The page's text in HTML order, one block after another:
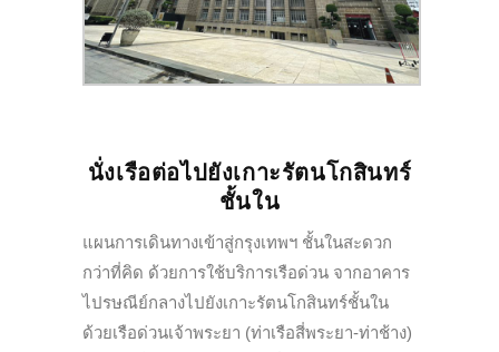
นั่งเรือต่อไปยังเกาะรัตนโกสินทร์
ชั้นใน
แผนการเดินทางเข้าสู่กรุงเทพฯ ชั้นในสะดวก
กว่าที่คิด ด้วยการใช้บริการเรือด่วน จากอาคาร
ไปรษณีย์กลางไปยังเกาะรัตนโกสินทร์ชั้นใน
ด้วยเรือด่วนเจ้าพระยา (ท่าเรือสี่พระยา-ท่าช้าง)